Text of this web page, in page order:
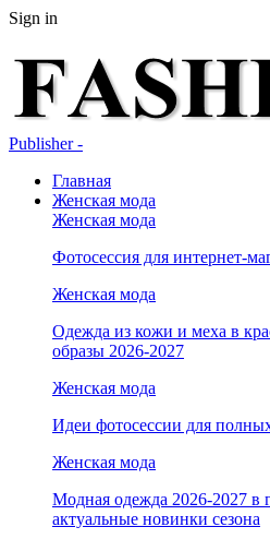
Sign in
Publisher -
Главная
Женская мода
Женская мода
Фотосессия для интернет-
Женская мода
Одежда из кожи и меха в
образы 2026-2027
Женская мода
Идеи фотосессии для
Женская мода
Модная одежда 2026-2027 в
актуальные новинки сезона